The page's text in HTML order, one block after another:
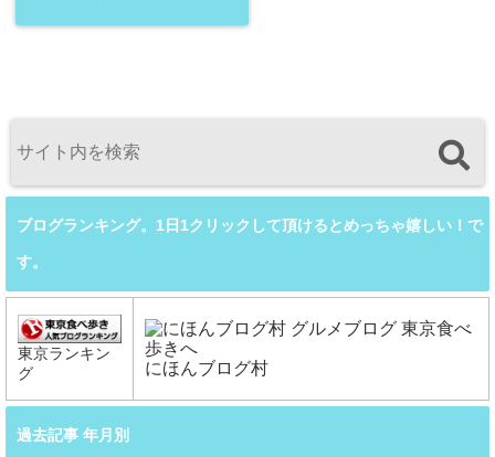
ブログランキング。1日1クリックして頂けるとめっちゃ嬉しい！で
す。
東京ランキン
グ
にほんブログ村
過去記事 年月別